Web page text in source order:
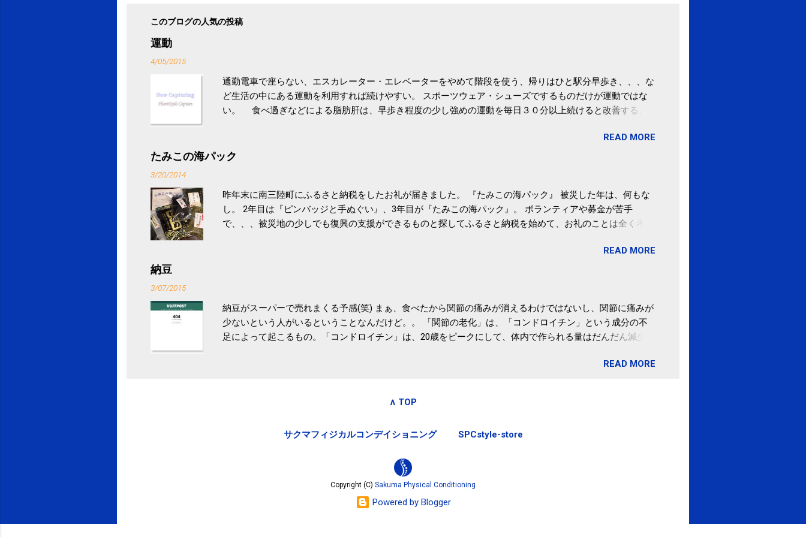
このブログの人気の投稿
運動
4/05/2015
通勤電車で座らない、エスカレーター・エレベーターをやめて階段を使う、帰りはひと駅分早歩き、、、な
ど生活の中にある運動を利用すれば続けやすい。 スポーツウェア・シューズでするものだけが運動ではな
い。 食べ過ぎなどによる脂肪肝は、早歩き程度の少し強めの運動を毎日３０分以上続けると改善する、
ル性脂肪性肝疾患。体重は減らなくても効果があるという。 正田教授は「汗ばむ程度の運動を毎日３０分
続けることが有用」としている。 脂肪肝、毎日３０分の早歩きで改善 筑波大「減量しなくても効果」 -
READ MORE
たみこの海パック
3/20/2014
昨年末に南三陸町にふるさと納税をしたお礼が届きました。 『たみこの海パック』 被災した年は、何もな
し。 2年目は『ピンバッジと手ぬぐい』、3年目が『たみこの海パック』。 ボランティアや募金が苦手
で、、、被災地の少しでも復興の支援ができるものと探してふるさと納税を始めて、お礼のことは全く考え
税になるということもあって始めたのですが、節税になるほど稼げていないのでこちらの目的は......。 総務
READ MORE
納豆
3/07/2015
納豆がスーパーで売れまくる予感(笑) まぁ、食べたから関節の痛みが消えるわけではないし、関節に痛みが
少ないという人がいるということなんだけど。。 「関節の老化」は、「コンドロイチン」という成分の不
足によって起こるもの。「コンドロイチン」は、20歳をピークにして、体内で作られる量はだんだん減少し
いためには、食生活で「コンドロイチン」を補うことが大切。そして「コンドロイチン」という成分は、納
豆」！ 1日1パックでコンドロイチン補給 | セルフドクターニュース 賞味期限は気にしたことがなかった。
味しい食べかた」は、 ・賞味期限ギリギリで食べる。 ・白い泡が全体に行き渡る程度かき混ぜる。 ・タレ
目安が30回～40回程度。 またタレ・薬味は納豆をかき混ぜたあとに入れたほうが、納豆のふわふわ感がよ
り一層引き立つそうです。 関節の痛み・体のゆがみ予防には「納豆」！ 1日1パックでコンドロイチン補
給 | セルフドクターニュース そこそこの金額のサプリメントを毎日飲み続けるよりは、毎日納豆を食べるほ
うが身体にお財布にも良さそうな気はする。効果的には大差ないだろうから(想像) 関節の痛み・体のゆがみ
READ MORE
∧ TOP
サクマフィジカルコンデイショニング SPCstyle-store
Copyright (C) Sakuma Physical Conditioning
Powered by Blogger